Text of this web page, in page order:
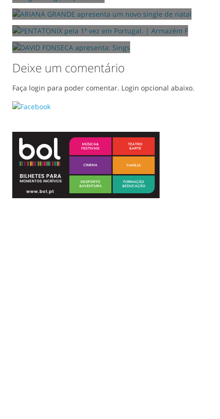
01/12/2014
Armazém F
18/12/2014
DAVID FONSECA apresenta:
Sings "Oh Xmas Tree"
18/12/2014
Deixe um comentário
Faça login para poder comentar. Login opcional abaixo.